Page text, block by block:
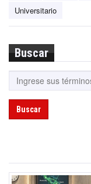
Universitario
Buscar
Buscar